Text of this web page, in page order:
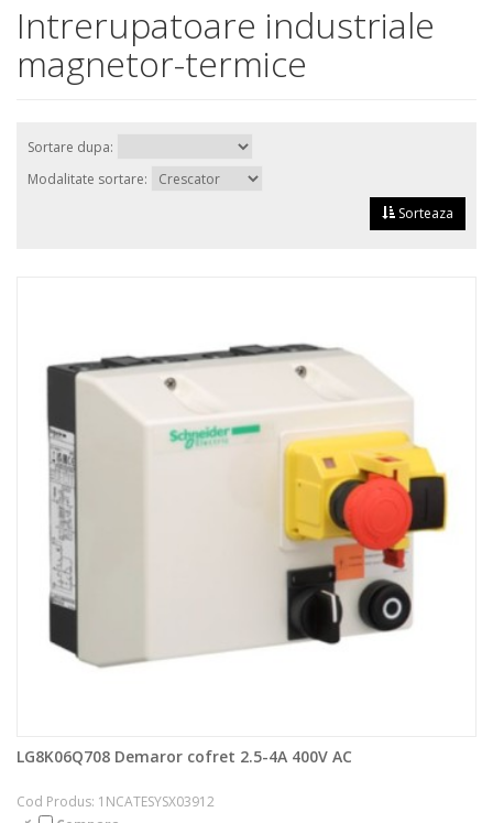
Intrerupatoare industriale
magnetor-termice
Sortare dupa:
Modalitate sortare:
Sorteaza
LG8K06Q708 Demaror cofret 2.5-4A 400V AC
Cod Produs: 1NCATESYSX03912